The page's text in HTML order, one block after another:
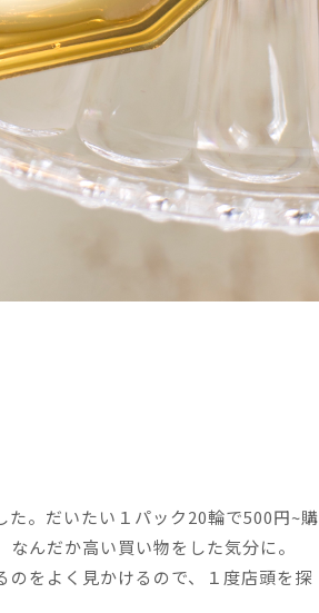
。だいたい１パック20輪で500円~購
んだか高い買い物をした気分に。
のをよく見かけるので、１度店頭を探